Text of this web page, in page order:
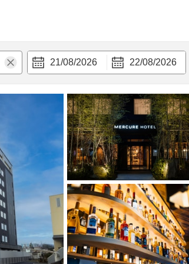
21/08/2026 22/08/2026
nghi